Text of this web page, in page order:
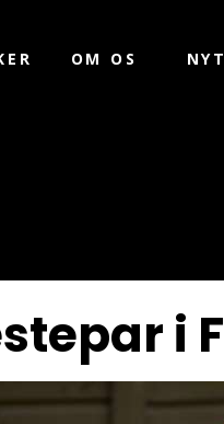
OM OS NYT
i